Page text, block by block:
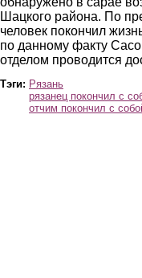
Шацкого района. По
человек покончил
по данному факту
отделом проводится
Тэги: Рязань
рязанец покончил с
отчим покончил с